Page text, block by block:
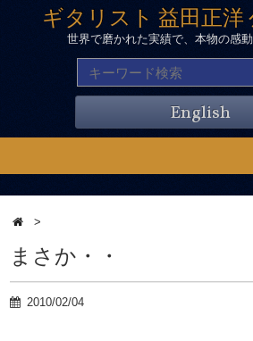
ギタリスト 益田正洋
世界で磨かれた実績で、本物の感
English
>
まさか・・
2010/02/04